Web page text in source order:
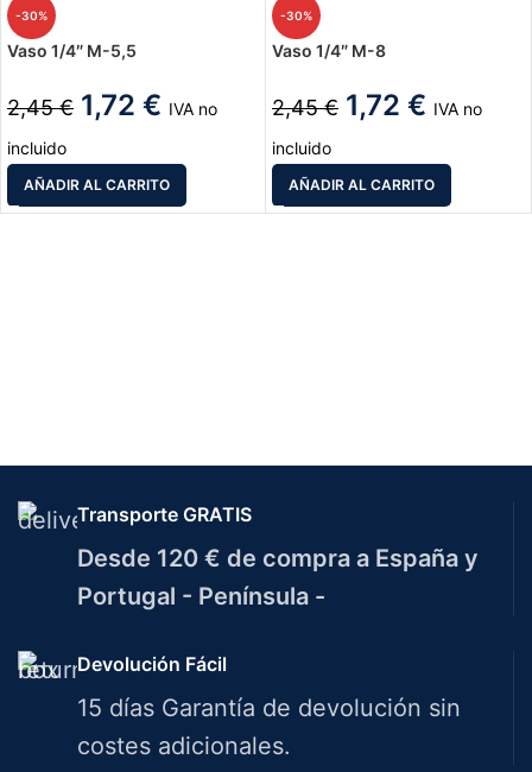
-30%
Vaso 1/4″ M-5,5
2,45€ 1,72 € IVA no
incluido
AÑADIR AL CARRITO
-30%
Vaso 1/4″ M-8
2,45€ 1,72 € IVA no
incluido
AÑADIR AL CARRITO
Transporte GRATIS
Desde 120 € de compra a España y
Portugal - Península -
Devolución Fácil
15 días Garantía de devolución sin
costes adicionales.